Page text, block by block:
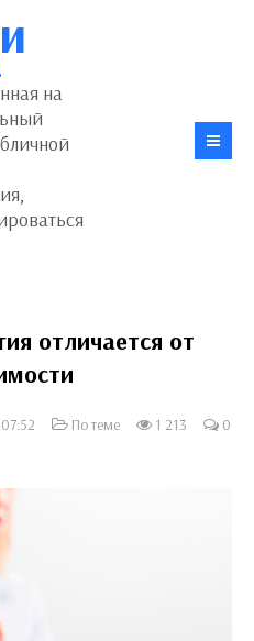
на
отличается от
По теме 1 213 0